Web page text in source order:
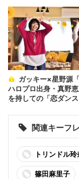
ハロプロ出身・真野
を持しての「恋ダン
井隆、成田凌、山賀
関連キーフ
トリンドル玲
篠田麻里子